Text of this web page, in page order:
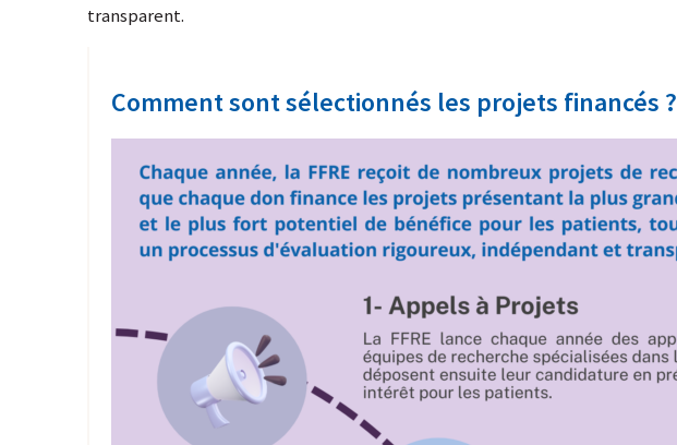
transparent.
Comment sont sélectionnés les projets financés ?